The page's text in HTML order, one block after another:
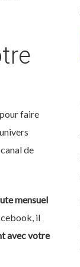
faire
de
mensuel
il
avec votre